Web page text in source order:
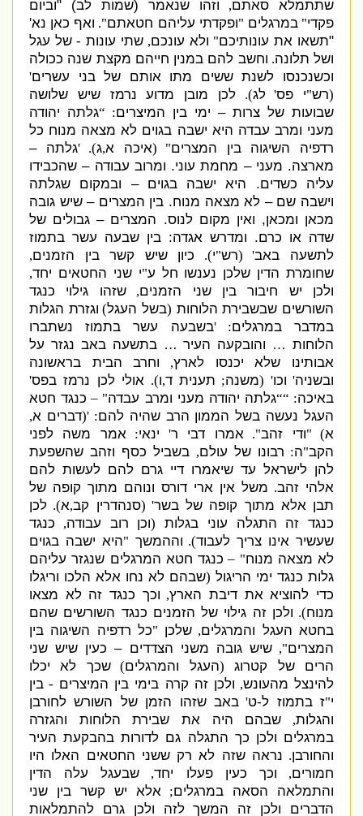
שתתמלא סאתם,וזהו שנאמר( שמות לב) "
וביום
פקדי"במרגלים"ופקדתי עליהם חטאתם".ואף כאן נא'
תשאו את עונותיכם"ולא עונכם,שתי עונות- של עגל
ושל תלונה.וחשב להם במנין חייהם מקצת שנה ככולה
וכשנכנסו לשנת ששים מתו אותם של בני עשרים'
רש"י פס'לג).לכן מובן מדוע נרמז שיש שלושה
שבועות של צרות – ימי בין המיצרים: “ גלתה יהודה
מעני ומרב עבדה היא ישבה בגוים לא מצאה מנוח כל
רדפיה השיגוה בין המצרים" ( איכה א ג). 'גלתה –
מארצה.מעני – מחמת עוני.ומרוב עבודה – שהכבידו
עליה כשדים.היא ישבה בגוים – ובמקום שגלתה
וישבה שם – לא מצאה מנוח.בין המצרים – שיש גובה
מכאן ומכאן,ואין מקום לנוס.המצרים – גבולים של
שדה או כרם.ומדרש אגדה:בין שבעה עשר בתמוז
לתשעה באב' ( רש"י).כיון שיש קשר בין הזמנים,
שחומרת הדין שלכן נענשו חל ע "י שני החטאים יחד,
ולכן יש חיבור בין שני הזמנים,שזהו גילוי כנגד
השורשים שבשבירת הלוחות(בשל העגל)וגזרת הגלות
במדבר במרגלים: '
בשבעה עשר בתמוז נשתברו
הלוחות … והובקעה העיר … בתשעה באב נגזר על
אבותינו שלא יכנסו לארץ,וחרב הבית בראשונה
ובשניה'וכו' (משנה;תענית ד ו).אולי לכן נרמז בפס'
באיכה: ““גלתה יהודה מעני ומרב עבדה" – כנגד חטא
העגל נעשה בשל הממון הרב שהיה להם: '
( דברים א
) " ודי זהב".אמרו דבי ר 'ינאי:אמר משה לפני
הקב"ה:רבונו של עולם,בשביל כסף וזהב שהשפעת
להן לישראל עד שיאמרו דיי גרם להם לעשות להם
אלהי זהב.משל אין ארי דורס ונוהם מתוך קופה של
תבן אלא מתוך קופה של בשר' (סנהדרין קב,א).לכן
כנגד זה התגלה עוני בגלות( וכן רוב עבודה,כנגד
שעשיר אינו צריך לעבוד).וההמשך" היא ישבה בגוים
לא מצאה מנוח" – כנגד חטא המרגלים שנגזר עליהם
גלות כנגד ימי הריגול(שבהם לא נחו אלא הלכו וריגלו
כדי להוציא את דיבת הארץ,וכך כנגד זה לא מצאו
מנוח).ולכן זה גילוי של הזמנים כנגד השורשים שהם
בחטא העגל והמרגלים,שלכן" כל רדפיה השיגוה בין
המצרים",שיש גובה משני הצדדים – כעין שיש שני
הרים של קטרוג( העגל והמרגלים)שכך לא יכלו
להינצל מהעונש,ולכן זה קרה בימי בין המיצרים- בין
ז בתמוז ל ט'באב שזהו הזמן של השורש לחורבן
והגלות,שבהם היה את שבירת הלוחות והגזרה
במרגלים ולכן כך התגלה גם לדורות בהבקעת העיר
והחורבן.נראה שזה לא רק ששני החטאים האלו היו
חמורים, וכך כעין פעלו יחד,שבעגל עלה הדין
והתמלאה הסאה במרגלים;אלא יש קשר בין שני
הדברים ולכן זה המשך לזה ולכן גרם להתמלאות